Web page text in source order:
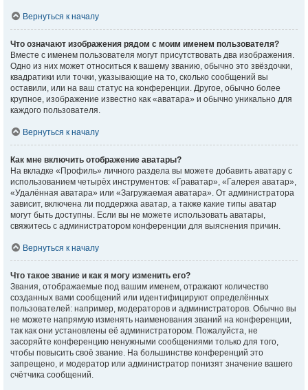
Вернуться к началу
Что означают изображения рядом с моим именем пользователя?
Вместе с именем пользователя могут присутствовать два изображения.
Одно из них может относиться к вашему званию, обычно это звёздочки,
квадратики или точки, указывающие на то, сколько сообщений вы
оставили, или на ваш статус на конференции. Другое, обычно более
крупное, изображение известно как «аватара» и обычно уникально для
каждого пользователя.
Вернуться к началу
Как мне включить отображение аватары?
На вкладке «Профиль» личного раздела вы можете добавить аватару с
использованием четырёх инструментов: «Граватар», «Галерея аватар»,
«Удалённая аватара» или «Загружаемая аватара». От администратора
зависит, включена ли поддержка аватар, а также какие типы аватар
могут быть доступны. Если вы не можете использовать аватары,
свяжитесь с администратором конференции для выяснения причин.
Вернуться к началу
Что такое звание и как я могу изменить его?
Звания, отображаемые под вашим именем, отражают количество
созданных вами сообщений или идентифицируют определённых
пользователей: например, модераторов и администраторов. Обычно вы
не можете напрямую изменять наименования званий на конференции,
так как они установлены её администратором. Пожалуйста, не
засоряйте конференцию ненужными сообщениями только для того,
чтобы повысить своё звание. На большинстве конференций это
запрещено, и модератор или администратор понизят значение вашего
счётчика сообщений.